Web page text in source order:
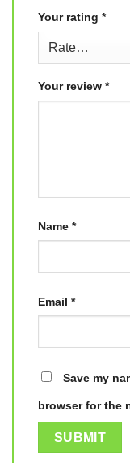
Your rating *
Your review *
Name *
Email *
Save my
browser for the